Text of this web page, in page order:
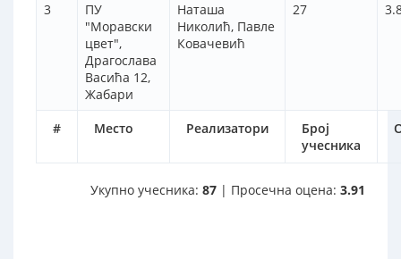
# Место Реализатори
Број
учесника
3
ПУ
"Моравски
цвет",
Драгослава
Васића 12,
Жабари
Наташа
Николић, Павле
Ковачевић
27
Укупно учесника: 87 | Просечна оцена: 3.91